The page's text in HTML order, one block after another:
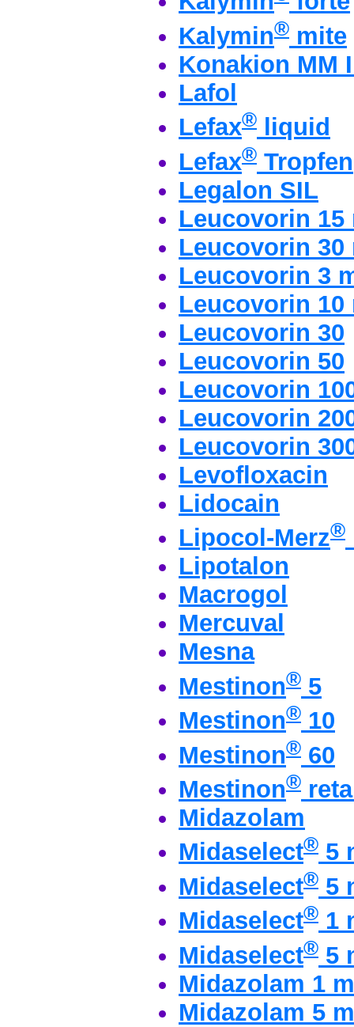
Kalymin® mite
Konakion MM
Lafol
Lefax® liquid
Lefax® Tropfen
Legalon SIL
Leucovorin 15
Leucovorin 30
Leucovorin 3
Leucovorin 10
Leucovorin 30
Leucovorin 50
Leucovorin
Leucovorin
Leucovorin
Levofloxacin
Lidocain
Lipocol-Merz®
Lipotalon
Macrogol
Mercuval
Mesna
Mestinon® 5
Mestinon® 10
Mestinon® 60
Mestinon®
Midazolam
Midaselect® 5
Midaselect® 5
Midaselect® 1
Midaselect® 5
Midazolam 1
Midazolam 5